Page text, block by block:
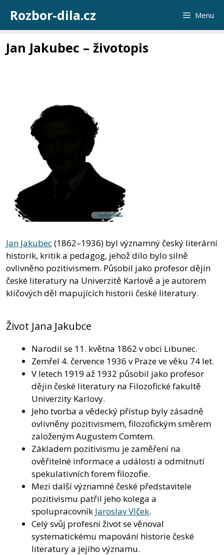
obsah
Rozbor-dila.cz Menu
Jan Jakubec – životopis
Jan Jakubec(1862–1936) byl významný český literární
historik, kritik a pedagog, jehož dílo bylo silně
ovlivněno pozitivismem. Působil jako profesor dějin
české literatury na Univerzitě Karlově a je autorem
klíčových děl mapujících historii české literatury.
Život Jana Jakubce
Narodil se 11. května 1862 v obci Libunec.
Zemřel 4. července 1936 v Praze ve věku 74 let.
V letech 1919 až 1932 působil jako profesor
dějin české literatury na Filozofické fakultě
Univerzity Karlovy.
Jeho tvorba a vědecký přístup byly zásadně
ovlivněny pozitivismem, filozofickým směrem
založeným Augustem Comtem.
Základem pozitivismu je zaměření na
ověřitelné informace a události a odmítnutí
spekulativních forem filozofie.
Mezi další významné české představitele
pozitivismu patřil jeho kolega a
spolupracovník Jaroslav Vlček.
Celý svůj profesní život se věnoval
systematickému mapování historie české
literatury a jejího významu.